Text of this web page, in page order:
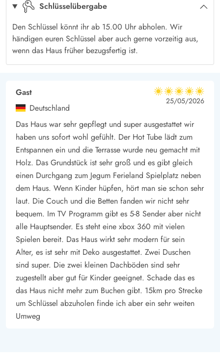
Das Ferienhaus steht auf einem 1548 qm großen
Gartengrundstück, das dir vielfältige Möglichkeiten zur
Entspannung im Freien bietet. Ob du den Gasgrill für ein
Barbecue anwirfst oder auf den bereitgestellten Gartenmöbeln
und Sonnenliegen relaxed, hier fühlst du dich direkt mit der
zudem wetterunabhängig die frische Luft genießen.
Ein Highlight ist die Badetonne, in der ihr euch im warmen
funkeln.
Umgebung und Freizeitaktivitäten: Entdecke Jegum Ferieland
Die Umgebung von Jegum Ferieland hat dir viel zu bieten. Der
Strand der Nordsee liegt nur 11 Kilometer entfernt und ist ideal
für Tagesausflüge. In nur 100 Metern Entfernung findest du die
nächste Einkaufsmöglichkeit, um dich mit allem Nötigen
einzudecken.
Für gemütliche Ausflüge und kulturelle Aktivitäten bietet die
Region zahlreiche Möglichkeiten. Die nahegelegene Blåbjerg
Plantage beispielsweise, lädt zu wunderbaren Wanderungen
und Radtouren ein und lässt dich die natürliche Schönheit der
Landschaft hautnah erleben.
Schlüsselübergabe
Den Schlüssel könnt ihr ab 15.00 Uhr abholen. Wir
händigen euren Schlüssel aber auch gerne vorzeitig aus,
wenn das Haus früher bezugsfertig ist.
Gast
Deutschland
5 von 5
5 von 5
5 out of 5
25/05/2026
Das Haus war sehr gepflegt und super ausgestattet wir
haben uns sofort wohl gefühlt. Der Hot Tube lädt zum
Entspannen ein und die Terrasse wurde neu gemacht mit
Holz. Das Grundstück ist sehr groß und es gibt gleich
einen Durchgang zum Jegum Ferieland Spielplatz neben
dem Haus. Wenn Kinder hüpfen, hört man sie schon sehr
laut. Die Couch und die Betten fanden wir nicht sehr
bequem. Im TV Programm gibt es 5-8 Sender aber nicht
alle Hauptsender. Es steht eine xbox 360 mit vielen
Spielen bereit. Das Haus wirkt sehr modern für sein
Alter, es ist sehr mit Deko ausgestattet. Zwei Duschen
sind super. Die zwei kleinen Dachböden sind sehr
zugestellt aber gut für Kinder geeignet. Schade das es
das Haus nicht mehr zum Buchen gibt. 15km pro Strecke
um Schlüssel abzuholen finde ich aber ein sehr weiten
Umweg